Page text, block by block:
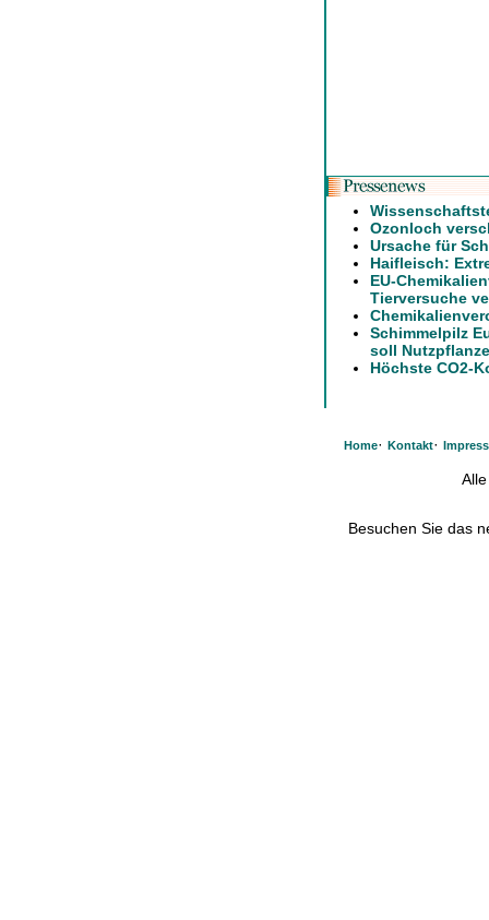
Ozonloch
Ursache für
Haifleisch:
EU-
Tierversuche
Schimmelpilz
soll
Höchste CO2-
Home· Kontakt·
Besuchen Sie das